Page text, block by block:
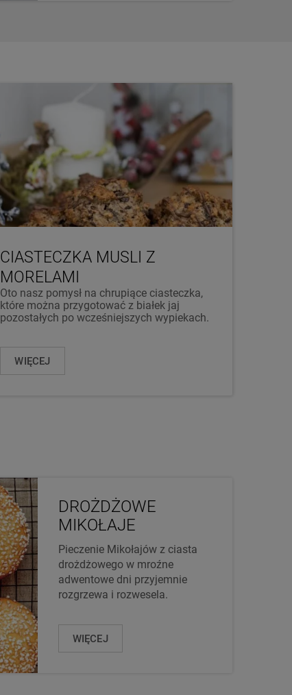
CIASTECZKA MUSLI Z
MORELAMI
Oto nasz pomysł na chrupiące ciasteczka,
które można przygotować z białek jaj
pozostałych po wcześniejszych wypiekach.
WIĘCEJ
DROŻDŻOWE
MIKOŁAJE
Pieczenie Mikołajów z ciasta
drożdżowego w mroźne
adwentowe dni przyjemnie
rozgrzewa i rozwesela.
WIĘCEJ